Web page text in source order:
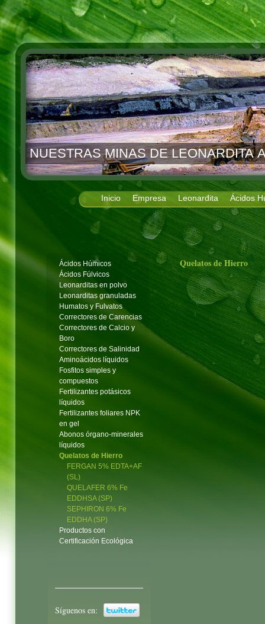
NUESTRAS MINAS DE LEONARDITA
Inicio Empresa Leonardita Ácidos
Quelatos de Hierro
Ácidos Húmicos
Ácidos Fúlvicos
Leonarditas en polvo
Leonarditas granuladas
Humatos y Fulvatos
Correctores de Carencias
Correctores de Calcio y
Boro
Correctores de Salinidad
Aminoácidos líquidos
Fosfitos simples y
compuestos
Fertilizantes potásicos
líquidos
Fertilizantes foliares NPK
en gel
Abonos órgano-minerales
líquidos
Quelatos de Hierro
FERGAN 5% EDTA+AF
(SL)
QUELAFER 6% Fe
EDDHSA (SP)
SEPHIRON 6% Fe
EDDHA (SP)
Productos con
Certificación Ecológica
Síguenos en: